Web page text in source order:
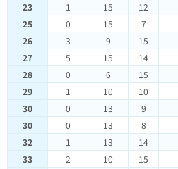
23
1 15 12
25
0 15 7
26
3 9 15
27
5 15 14
28
0 6 15
29
1 10 10
30
0 13 9
30
0 13 8
32
1 13 14
33
2 10 15